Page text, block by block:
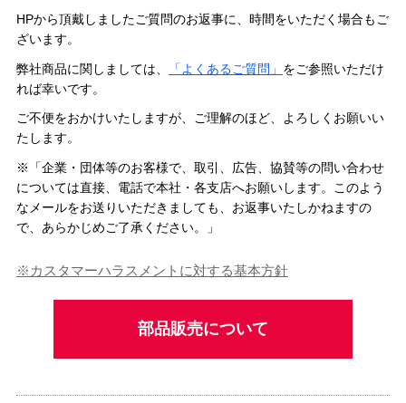
＼最新情報はこちら／
HPから頂戴しましたご質問のお返事に、時間をいただく場合もご
ざいます。
弊社商品に関しましては、 「よくあるご質問」 をご参照いただけ
れば幸いです。
ご不便をおかけいたしますが、ご理解のほど、よろしくお願いい
たします。
※「企業・団体等のお客様で、取引、広告、協賛等の問い合わせ
については直接、電話で本社・各支店へお願いします。このよう
なメールをお送りいただきましても、お返事いたしかねますの
で、あらかじめご了承ください。」
※カスタマーハラスメントに対する基本方針
部品販売について